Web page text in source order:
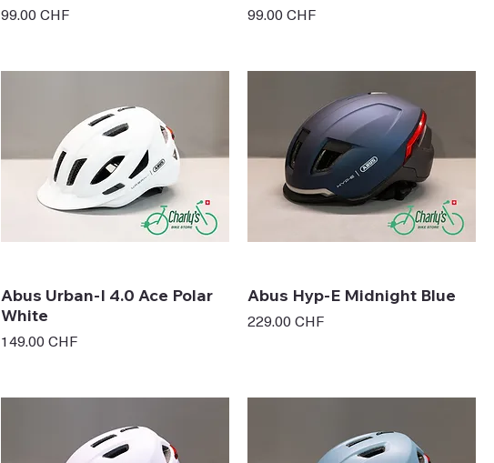
Prix
99.00 CHF Prix
99.00 CHF
Abus Urban-I 4.0 Ace Polar
White
Prix
149.00 CHF
Abus Hyp-E Midnight Blue
Prix
229.00 CHF